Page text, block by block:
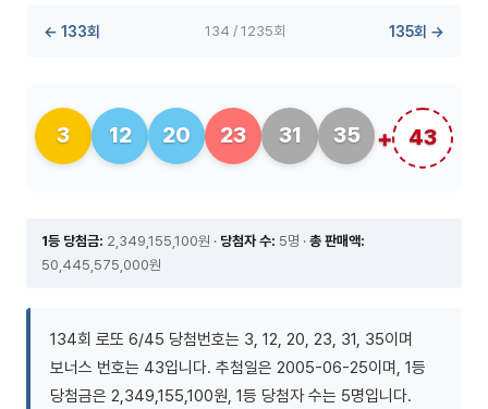
← 133회 134 / 1235회 135회 →
3 12 20 23 31 35 43
1등 당첨금: 2,349,155,100원 · 당첨자 수: 5명 · 총 판매액:
50,445,575,000원
134회 로또 6/45 당첨번호는 3, 12, 20, 23, 31, 35이며
보너스 번호는 43입니다. 추첨일은 2005-06-25이며, 1등
당첨금은 2,349,155,100원, 1등 당첨자 수는 5명입니다.